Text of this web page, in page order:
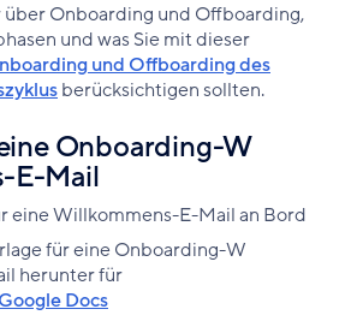
über Onboarding und Offboarding,
und was Sie mit dieser
und Offboarding des
berücksichtigen sollten.
Onboarding-W
E-Mail
für eine Onboarding-W
herunter für
Google Docs